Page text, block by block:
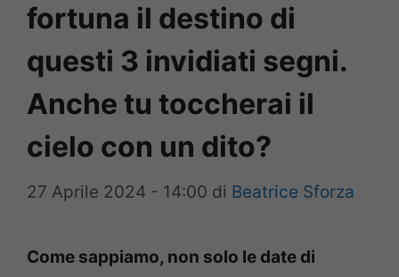
fortuna il destino di
questi 3 invidiati segni.
Anche tu toccherai il
cielo con un dito?
27 Aprile 2024 - 14:00 di Beatrice Sforza
Come sappiamo, non solo le date di